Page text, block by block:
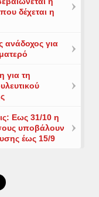
δέχεται η
ανάδοχος για
για τη
Εως 31/10 η
υποβάλουν
έως 15/9